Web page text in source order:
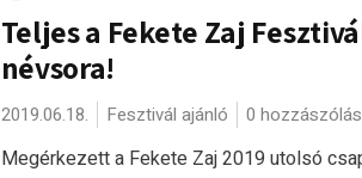
Teljes a Fekete Zaj
névsora!
2019.06.18. Fesztivál ajánló 0 hozzászólás
Megérkezett a Fekete Zaj 2019 utolsó